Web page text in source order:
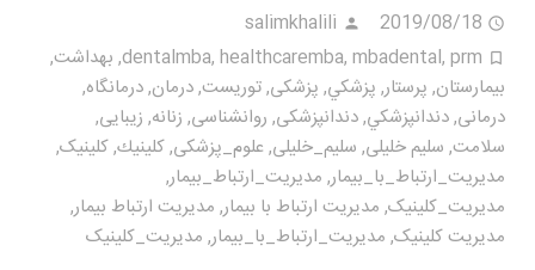
2019/08/18
salimkhalili
dentalmba, healthcaremba, mbadental, prm
, بهداشت,
بيمارستان, پرستار, پزشكي, پزشکی,توریست,درمان,درمانگاه,
درمانی,دندانپزشكي,دندانپزشکی, روانشناسی, زنانه, زیبایی,
سلامت, سلیم خلیلی, سلیم_خلیلی, علوم_پزشکی,كلينيك,کلینیک,
مديريت_ارتباط_با_بيمار, مديريت_ارتباط_بیمار,
مديريت_كلينيک, مدیریت ارتباط با بیمار, مدیریت ارتباط بیمار,
مدیریت کلینیک, مدیریت_ارتباط_با_بیمار, مدیریت_کلینیک